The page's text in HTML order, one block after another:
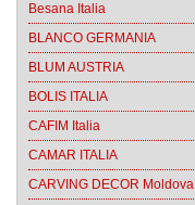
Besana Italia
BLANCO GERMANIA
BLUM AUSTRIA
BOLIS ITALIA
CAFIM Italia
CAMAR ITALIA
CARVING DECOR Moldova